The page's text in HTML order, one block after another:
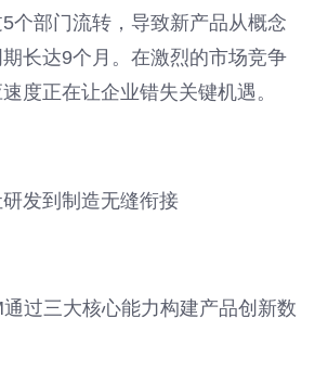
个部门流转，导致新产品从概念
长达9个月。在激烈的市场竞争
度正在让企业错失关键机遇。
发到制造无缝衔接
过三大核心能力构建产品创新数